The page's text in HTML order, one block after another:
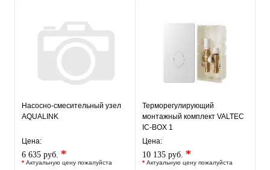
Насосно-смесительный узел
AQUALINK
Цена:
6 635 руб. *
* Актуальную цену пожалуйста
Терморегулирующий
монтажный комплект VALTEC
IC-BOX 1
Цена:
10 135 руб. *
* Актуальную цену пожалуйста